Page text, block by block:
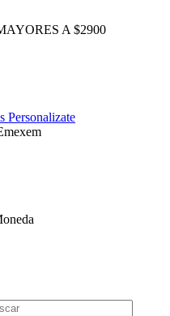
A $2900
Personalizate